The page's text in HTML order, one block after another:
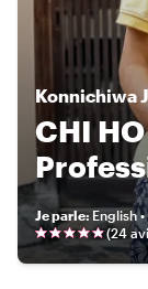
Konnichiwa
CHI HO
Je parle: English •
(24